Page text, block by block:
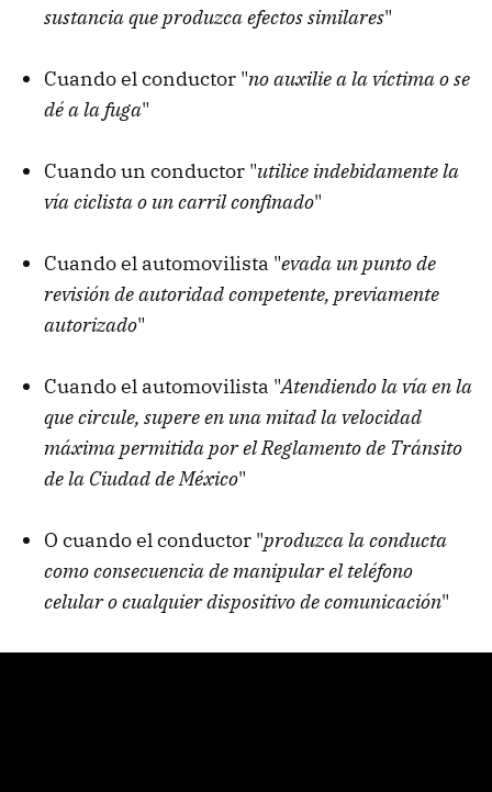
sustancia que produzca efectos similares"
Cuando el conductor "no auxilie a la víctima o se
dé a la fuga"
Cuando un conductor "utilice indebidamente la
vía ciclista o un carril confinado"
Cuando el automovilista "evada un punto de
revisión de autoridad competente, previamente
autorizado"
Cuando el automovilista "Atendiendo la vía en la
que circule, supere en una mitad la velocidad
máxima permitida por el Reglamento de Tránsito
de la Ciudad de México"
O cuando el conductor "produzca la conducta
como consecuencia de manipular el teléfono
celular o cualquier dispositivo de comunicación"